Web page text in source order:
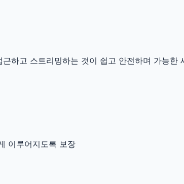
하고 스트리밍하는 것이 쉽고 안전하며 가능한
이루어지도록 보장